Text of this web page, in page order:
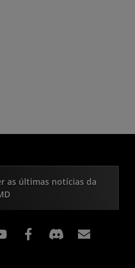
as últimas notícias da
Facebook